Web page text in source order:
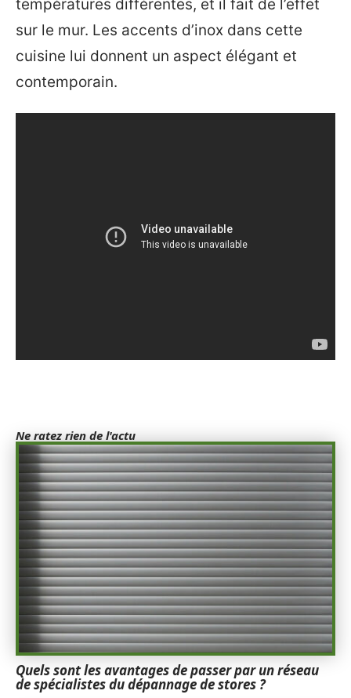
températures différentes, et il fait de l’effet
sur le mur. Les accents d’inox dans cette
cuisine lui donnent un aspect élégant et
contemporain.
Ne ratez rien de l'actu
Quels sont les avantages de passer par un réseau
de spécialistes du dépannage de stores ?